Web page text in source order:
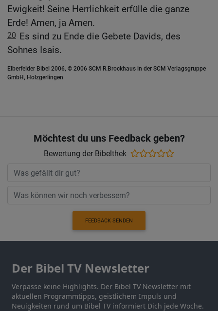
Ewigkeit! Seine Herrlichkeit erfülle die ganze
Erde! Amen, ja Amen.
20 Es sind zu Ende die Gebete Davids, des
Sohnes Isais.
Elberfelder Bibel 2006, © 2006 SCM R.Brockhaus in der SCM Verlagsgruppe
GmbH, Holzgerlingen
Möchtest du uns Feedback geben?
Bewertung der Bibelthek
FEEDBACK SENDEN
Der Bibel TV Newsletter
Verpasse keine Highlights. Der Bibel TV Newsletter mit
aktuellen Programmtipps, geistlichem Impuls und
Neuigkeiten rund um Bibel TV informiert Dich jede Woche.